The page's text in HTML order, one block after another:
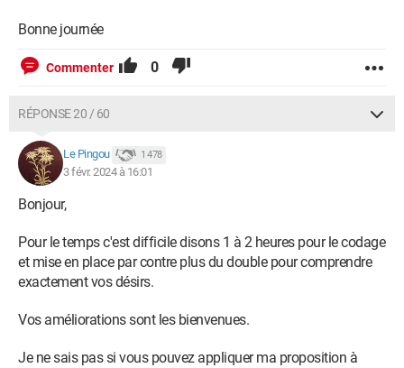
Bonne journée
Commenter 0
RÉPONSE 20 / 60
Le Pingou 1 478
3 févr. 2024 à 16:01
Bonjour,
Pour le temps c'est difficile disons 1 à 2 heures pour le codage
et mise en place par contre plus du double pour comprendre
exactement vos désirs.
Vos améliorations sont les bienvenues.
Je ne sais pas si vous pouvez appliquer ma proposition à